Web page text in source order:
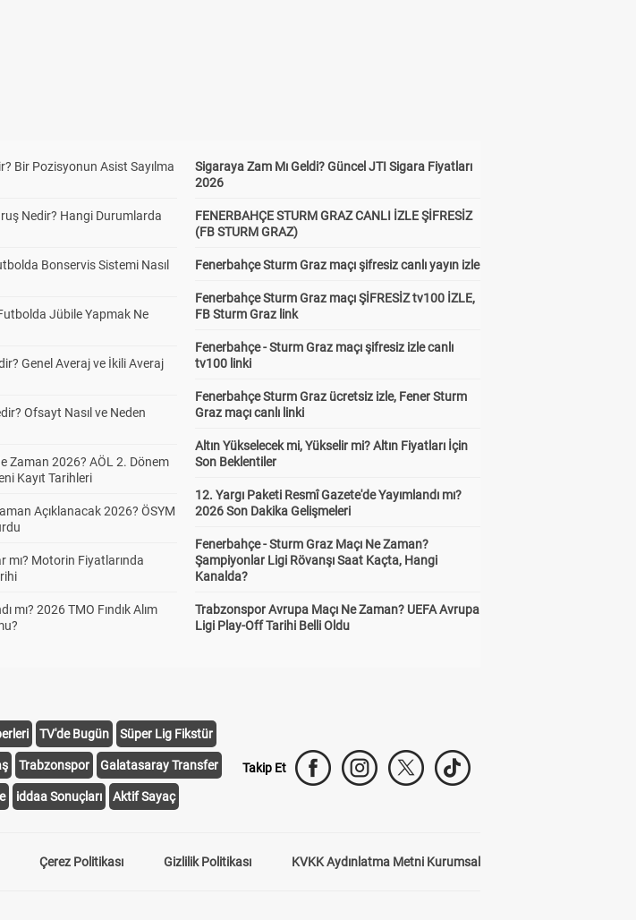
Bir Pozisyonun Asist Sayılma
Nedir? Hangi Durumlarda
Bonservis Sistemi Nasıl
Jübile Yapmak Ne
Genel Averaj ve İkili Averaj
Ofsayt Nasıl ve Neden
Zaman 2026? AÖL 2. Dönem
Kayıt Tarihleri
Açıklanacak 2026? ÖSYM
mı? Motorin Fiyatlarında
mı? 2026 TMO Fındık Alım
Sigaraya Zam Mı Geldi? Güncel JTI Sigara Fiyatları
2026
FENERBAHÇE STURM GRAZ CANLI İZLE ŞİFRESİZ
(FB STURM GRAZ)
Fenerbahçe Sturm Graz maçı şifresiz canlı yayın izle
Fenerbahçe Sturm Graz maçı ŞİFRESİZ tv100 İZLE,
FB Sturm Graz link
Fenerbahçe - Sturm Graz maçı şifresiz izle canlı
tv100 linki
Fenerbahçe Sturm Graz ücretsiz izle, Fener Sturm
Graz maçı canlı linki
Altın Yükselecek mi, Yükselir mi? Altın Fiyatları İçin
Son Beklentiler
12. Yargı Paketi Resmî Gazete'de Yayımlandı mı?
2026 Son Dakika Gelişmeleri
Fenerbahçe - Sturm Graz Maçı Ne Zaman?
Şampiyonlar Ligi Rövanşı Saat Kaçta, Hangi
Kanalda?
Trabzonspor Avrupa Maçı Ne Zaman? UEFA Avrupa
Ligi Play-Off Tarihi Belli Oldu
TV'de Bugün Süper Lig Fikstür
Trabzonspor Galatasaray Transfer
iddaa Sonuçları Aktif Sayaç
Takip Et
Çerez Politikası Gizlilik Politikası KVKK Aydınlatma Metni Kurumsal